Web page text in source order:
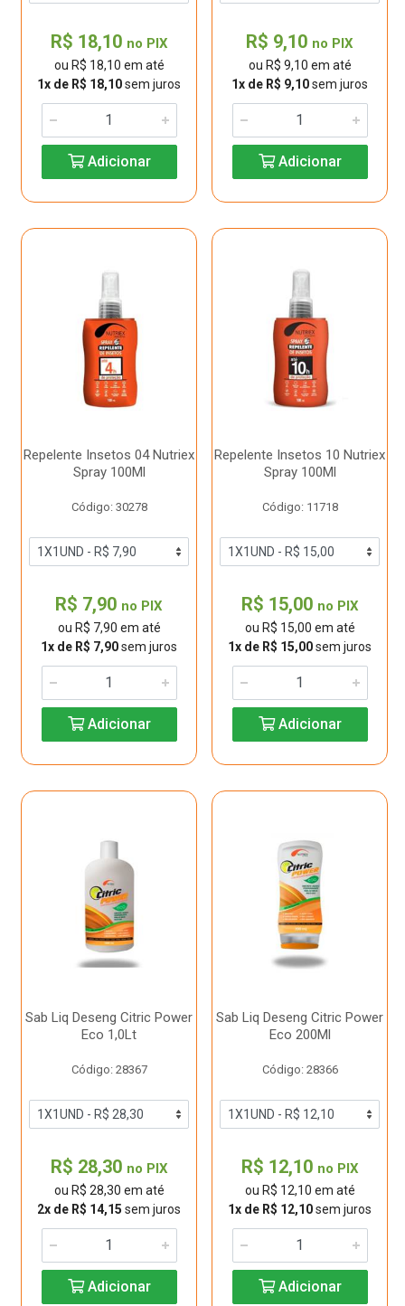
R$ 18,10 no PIX
ou R$ 18,10 em até
1x de R$ 18,10sem juros
Adicionar
R$ 9,10 no PIX
ou R$ 9,10 em até
1x de R$ 9,10sem juros
Adicionar
Repelente Insetos 04 Nutriex
Spray 100Ml
Código: 30278
R$ 7,90 no PIX
ou R$ 7,90 em até
1x de R$ 7,90sem juros
Adicionar
Repelente Insetos 10 Nutriex
Spray 100Ml
Código: 11718
R$ 15,00 no PIX
ou R$ 15,00 em até
1x de R$ 15,00sem juros
Adicionar
Sab Liq Deseng Citric Power
Eco 1,0Lt
Código: 28367
R$ 28,30 no PIX
ou R$ 28,30 em até
2x de R$ 14,15 sem juros
Adicionar
Sab Liq Deseng Citric Power
Eco 200Ml
Código: 28366
R$ 12,10 no PIX
ou R$ 12,10 em até
1x de R$ 12,10sem juros
Adicionar